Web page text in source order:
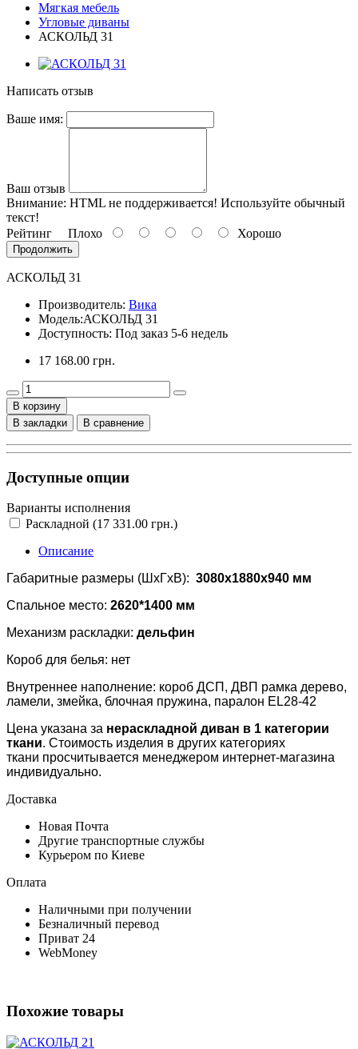
Мягкая мебель
Угловые диваны
АСКОЛЬД 31
Написать отзыв
Ваше имя:
Ваш отзыв
Внимание: HTML не поддерживается! Используйте обычный
текст!
Рейтинг Плохо Хорошо
Продолжить
АСКОЛЬД 31
Производитель: Вика
Модель:АСКОЛЬД 31
Доступность: Под заказ 5-6 недель
17 168.00 грн.
В корзину
В закладки
В сравнение
Доступные опции
Варианты исполнения
Раскладной (17 331.00 грн.)
Описание
Габаритные размеры (ШхГхВ): 3080x1880x940 мм
Спальное место: 2620*1400 мм
Механизм раскладки: дельфин
Короб для белья: нет
Внутреннее наполнение: короб ДСП, ДВП рамка дерево,
ламели, змейка, блочная пружина, паралон EL28-42
Цена указана за нераскладной диван в 1 категории
ткани. Стоимость изделия в других категориях
ткани просчитывается менеджером интернет-магазина
индивидуально.
Доставка
Новая Почта
Другие транспортные службы
Курьером по Киеве
Оплата
Наличными при получении
Безналичный перевод
Приват 24
WebMoney
Похожие товары